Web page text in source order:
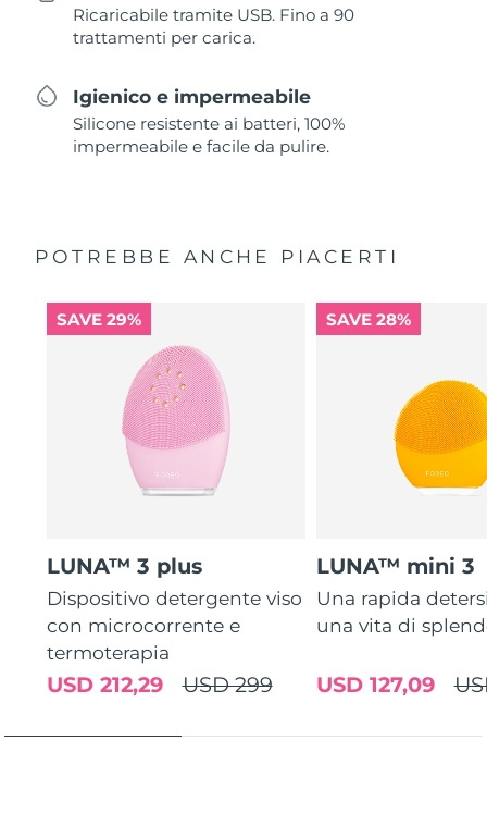
Ricaricabile tramite USB. Fino a 90
trattamenti per carica.
Igienico e impermeabile
Silicone resistente ai batteri, 100%
impermeabile e facile da pulire.
POTREBBE ANCHE PIACERTI
SAVE 29%
LUNA™ 3 plus
Dispositivo detergente viso
con microcorrente e
termoterapia
USD 299
USD 212,29
SAVE 28%
LUNA™ mini 3
Una rapida
una vita di
USD 127,09